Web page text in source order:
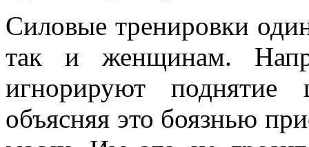
Силовые тренировки
так и женщинам.
игнорируют
объясняя это боязнью